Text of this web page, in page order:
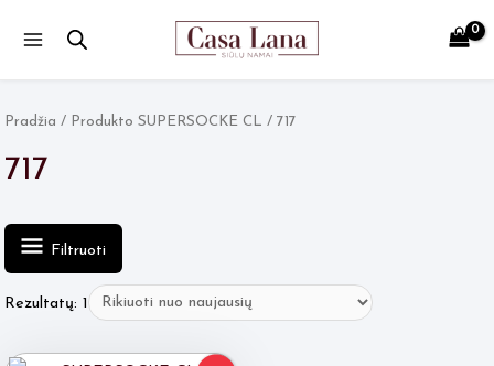
Pradžia / Produkto SUPERSOCKE CL / 717
717
Filtruoti
Rezultatų: 1